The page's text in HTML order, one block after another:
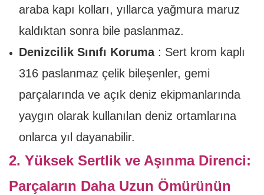
araba kapı kolları, yıllarca yağmura maruz
kaldıktan sonra bile paslanmaz.
Denizcilik Sınıfı Koruma: Sert krom kaplı
316 paslanmaz çelik bileşenler, gemi
parçalarında ve açık deniz ekipmanlarında
yaygın olarak kullanılan deniz ortamlarına
onlarca yıl dayanabilir.
2. Yüksek Sertlik ve Aşınma Direnci:
Parçaların Daha Uzun Ömürünün